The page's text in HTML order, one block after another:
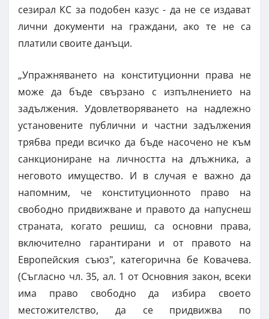
сезирал КС за подобен казус - да не се издават
лични документи на граждани, ако те не са
платили своите данъци.
„Упражняването на конституционни права не
може да бъде свързано с изпълнението на
задължения. Удовлетворяването на надлежно
установените публични и частни задължения
трябва преди всичко да бъде насочено не към
санкциониране на личността на длъжника, а
неговото имущество. И в случая е важно да
напомним, че конституционното право на
свободно придвижване и правото да напуснеш
страната, когато решиш, са основни права,
включително гарантирани и от правото на
Европейския съюз", категорична бе Ковачева.
(Съгласно чл. 35, ал. 1 от Основния закон, всеки
има право свободно да избира своето
местожителство, да се придвижва по